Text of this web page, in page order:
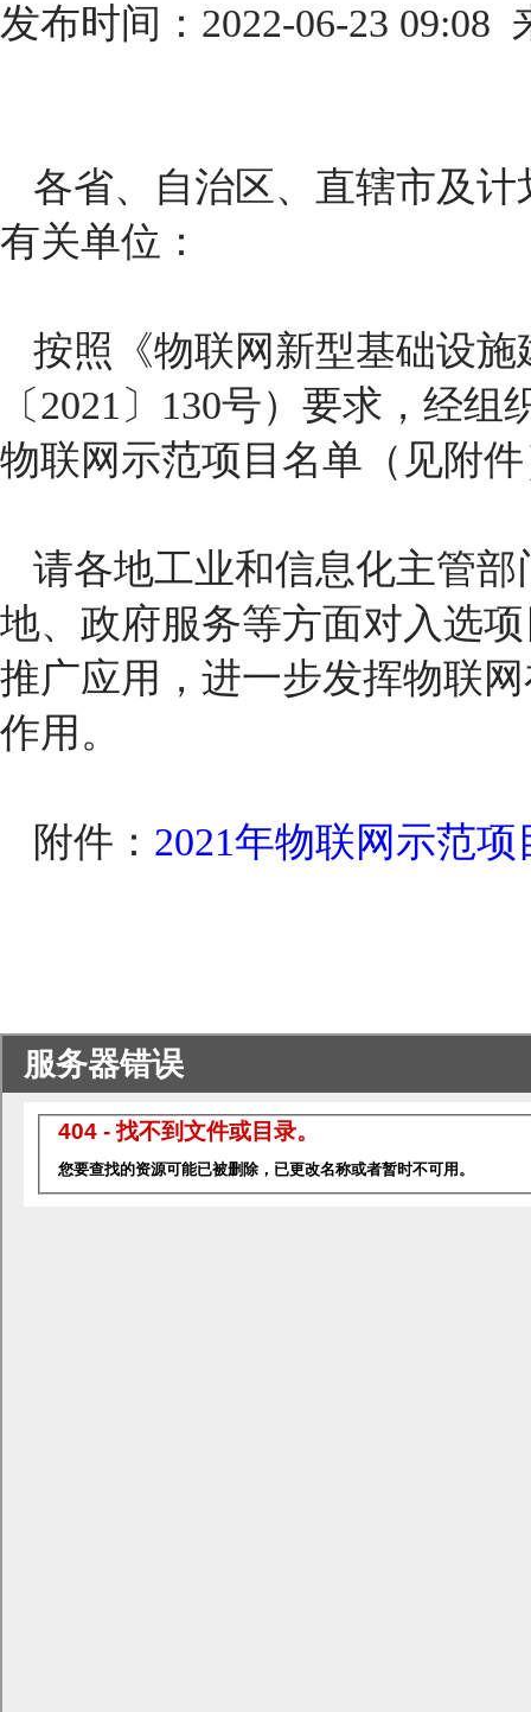
发布时间：2022-06-23 09:08
各省、自治区、直辖市及
有关单位：
按照《物联网新型基础设施
〔2021〕130号）要求，经
物联网示范项目名单（见附
请各地工业和信息化主管
地、政府服务等方面对入选
推广应用，进一步发挥物联
作用。
附件： 2021年物联网示范项